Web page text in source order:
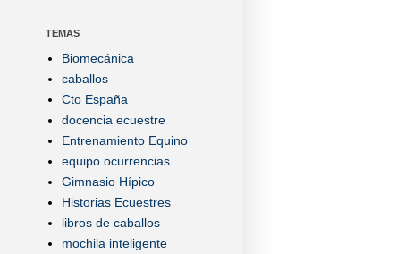
TEMAS
Biomecánica
caballos
Cto España
docencia ecuestre
Entrenamiento Equino
equipo ocurrencias
Gimnasio Hípico
Historias Ecuestres
libros de caballos
mochila inteligente